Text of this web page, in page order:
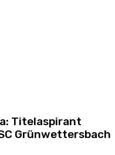
Titelaspirant
Grünwettersbach